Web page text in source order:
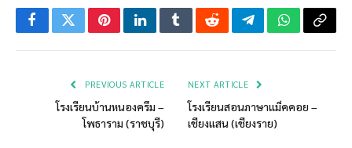
FacebookTwitterPinterestLinkedInTumblrRedditTelegramWhatsApp
Copy
PREVIOUS ARTICLE
โรงเรียนบ้านหนองครึม –
โพธาราม (ราชบุรี)
NEXT ARTICLE
โรงเรียนสอนภาษาแม็คคอย –
เชียงแสน (เชียงราย)